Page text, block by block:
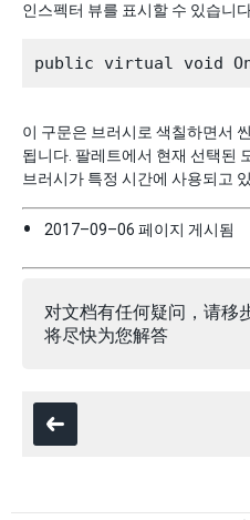
인스펙터 뷰를 표시할 수 있습니
이 구문은 브러시로 색칠하면서
됩니다. 팔레트에서 현재 선택된
브러시가 특정 시간에 사용되고
2017–09–06 페이지 게시됨
对文档有任何疑问，请移
将尽快为您解答